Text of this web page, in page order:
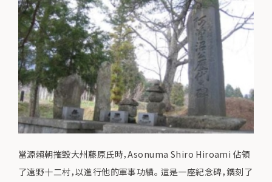
當源賴朝摧毀大州藤原氏時，Asonuma Shiro Hiroami 佔領
了遠野十二村，以進行他的軍事功績。 這是一座紀念碑，鐫刻了